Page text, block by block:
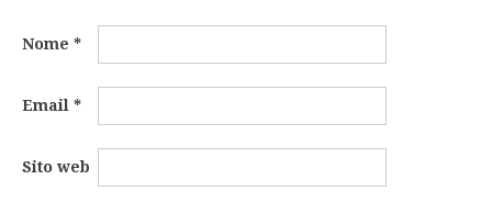
Nome *
Email *
Sito web